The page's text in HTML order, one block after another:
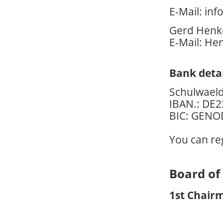
E-Mail:
Gerd
E-Mail:
Bank
IBAN.:
BIC:
You can
Board
1st